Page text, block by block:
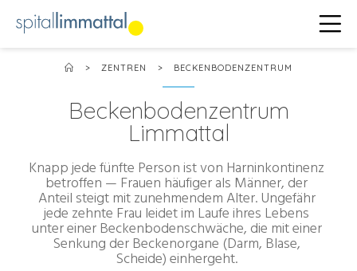
> ZENTREN > BECKENBODENZENTRUM
Beckenbodenzentrum
Limmattal
Knapp jede fünfte Person ist von Harninkontinenz
betroffen — Frauen häufiger als Männer, der
Anteil steigt mit zunehmendem Alter. Ungefähr
jede zehnte Frau leidet im Laufe ihres Lebens
unter einer Beckenbodenschwäche, die mit einer
Senkung der Beckenorgane (Darm, Blase,
Scheide) einhergeht.